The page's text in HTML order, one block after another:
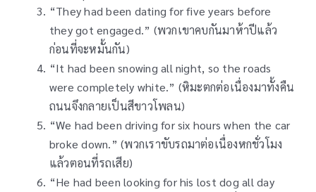
“They had been dating for five years before
they got engaged.” (พวกเขาคบกันมาห้าปีแล้ว
ก่อนที่จะหมั้นกัน)
“It had been snowing all night, so the roads
were completely white.” (หิมะตกต่อเนื่องมาทั้งคืน
ถนนจึงกลายเป็นสีขาวโพลน)
“We had been driving for six hours when the car
broke down.” (พวกเราขับรถมาต่อเนื่องหกชั่วโมง
แล้วตอนที่รถเสีย)
“He had been looking for his lost dog all day